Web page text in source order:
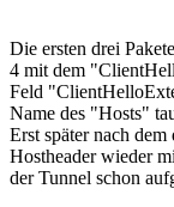
Die ersten drei
4 mit dem
Feld
Name des "Hosts"
Erst später nach
Hostheader wieder
der Tunnel schon